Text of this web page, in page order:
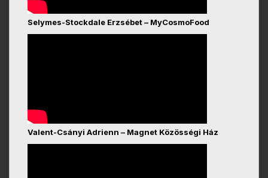
Selymes-Stockdale Erzsébet – MyCosmoFood
Valent-Csányi Adrienn – Magnet Közösségi Ház